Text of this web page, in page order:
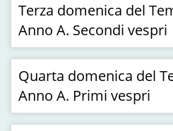
Terza domenica del
Anno A. Secondi vespri
Quarta domenica del
Anno A. Primi vespri